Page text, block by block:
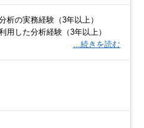
析の実務経験（3年以上）
用した分析経験（3年以上）
…続きを読む